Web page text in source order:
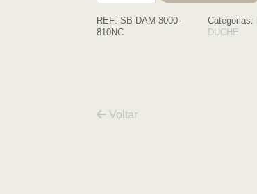
Damasco
80x100x195
REF: SB-DAM-3000-
810NC
Categorias:
DUCHE
Voltar